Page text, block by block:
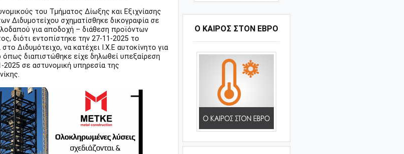
του Τμήματος Δίωξης και Εξιχνίασης
Διδυμοτείχου σχηματίσθηκε δικογραφία σε
για αποδοχή – διάθεση προϊόντων
διότι εντοπίστηκε την 27-11-2025 το
στο Διδυμότειχο, να κατέχει Ι.Χ.Ε αυτοκίνητο για
όπως διαπιστώθηκε είχε δηλωθεί υπεξαίρεση
2025 σε αστυνομική υπηρεσία της
Ο ΚΑΙΡΟΣ ΣΤΟΝ ΕΒΡΟ